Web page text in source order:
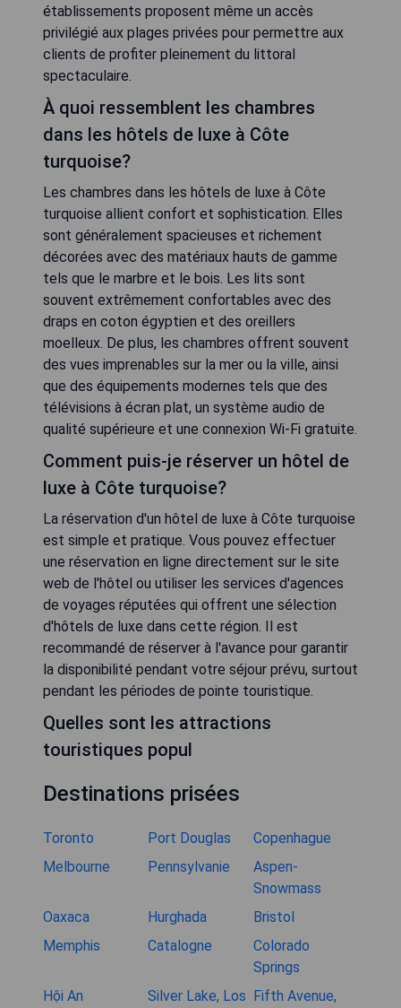
établissements proposent même un accès
privilégié aux plages privées pour permettre aux
clients de profiter pleinement du littoral
spectaculaire.
À quoi ressemblent les chambres
dans les hôtels de luxe à Côte
turquoise?
Les chambres dans les hôtels de luxe à Côte
turquoise allient confort et sophistication. Elles
sont généralement spacieuses et richement
décorées avec des matériaux hauts de gamme
tels que le marbre et le bois. Les lits sont
souvent extrêmement confortables avec des
draps en coton égyptien et des oreillers
moelleux. De plus, les chambres offrent souvent
des vues imprenables sur la mer ou la ville, ainsi
que des équipements modernes tels que des
télévisions à écran plat, un système audio de
qualité supérieure et une connexion Wi-Fi gratuite.
Comment puis-je réserver un hôtel de
luxe à Côte turquoise?
La réservation d'un hôtel de luxe à Côte turquoise
est simple et pratique. Vous pouvez effectuer
une réservation en ligne directement sur le site
web de l'hôtel ou utiliser les services d'agences
de voyages réputées qui offrent une sélection
d'hôtels de luxe dans cette région. Il est
recommandé de réserver à l'avance pour garantir
la disponibilité pendant votre séjour prévu, surtout
pendant les périodes de pointe touristique.
Quelles sont les attractions
touristiques popul
Destinations prisées
Toronto Port Douglas
Copenhague
Melbourne
Pennsylvanie
Aspen-
Snowmass
Oaxaca
Hurghada
Bristol
Memphis
Catalogne
Colorado
Springs
Hội An
Silver Lake, Los Fifth Avenue,